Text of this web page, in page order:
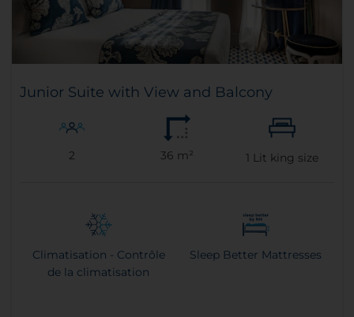
Junior Suite with View and Balcony
2 36 m² 1 Lit king size
Climatisation - Contrôle
de la climatisation
Sleep Better Mattresses